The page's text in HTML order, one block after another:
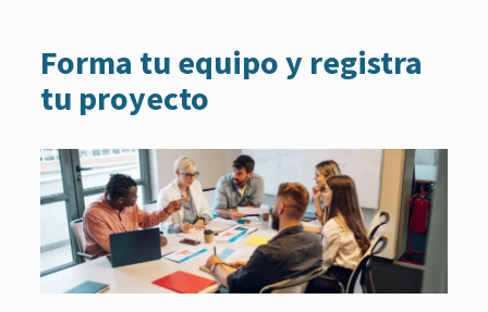
Forma tu equipo y registra
tu proyecto